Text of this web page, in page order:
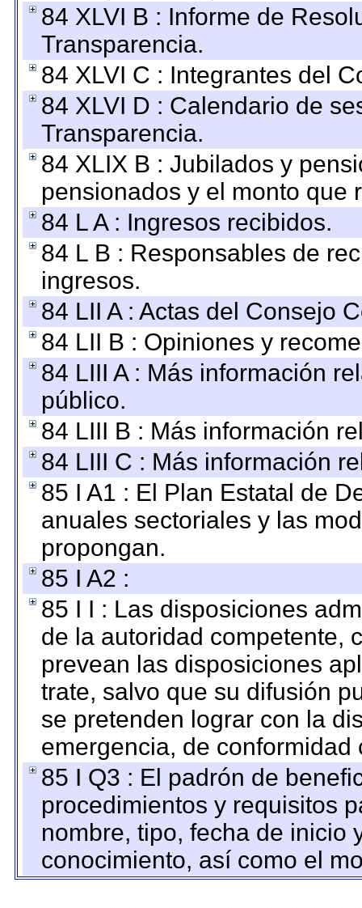
84 XLVI B : Informe de
Transparencia.
84 XLVI C : Integrantes del
84 XLVI D : Calendario de
Transparencia.
84 XLIX B : Jubilados y
pensionados y el monto que
84 L A : Ingresos recibidos.
84 L B : Responsables de
ingresos.
84 LII A : Actas del Consejo
84 LII B : Opiniones y
84 LIII A : Más información
público.
84 LIII B : Más información
84 LIII C : Más información
85 I A1 : El Plan Estatal de
anuales sectoriales y las
propongan.
85 I A2 :
85 I I : Las disposiciones
de la autoridad competente,
prevean las disposiciones
trate, salvo que su difusión
se pretenden lograr con la
emergencia, de
85 I Q3 : El padrón de
procedimientos y requisitos
nombre, tipo, fecha de inicio
conocimiento, así como el